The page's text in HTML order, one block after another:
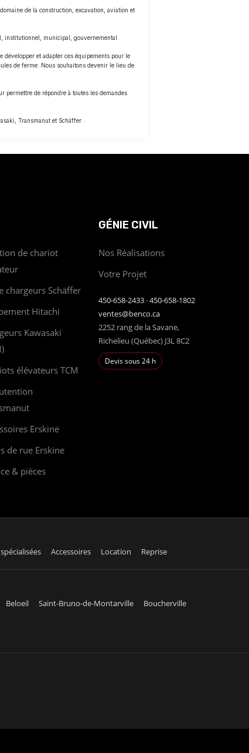
de la construction, excavation, aviation et
institutionnel, municipal, gouvernemental.
développer et adapter ces équipements pour le
de ferme. Nous souhaitons devenir le lieu de
permettre de répondre à toutes les demandes
Transmanut et Schäffer .
de chariot
chargeurs Schäffer
Hitachi
Kawasaki
élévateurs TCM
Erskine
de rue Erskine
& pièces
GÉNIE CIVIL
Nos Réalisations
Votre Projet
450-658-2433 ·450-658-1802
ventes@benco.ca
2252 rang de la Savane,
Richelieu (Québec) J3L 8C2
Devis sous 24 h
Accessoires Location Reprise
Beloeil Saint-Bruno-de-Montarville
Boucherville